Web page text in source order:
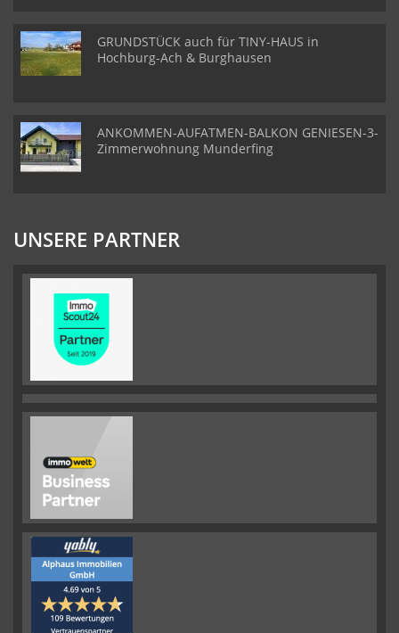
GRUNDSTÜCK auch für TINY-HAUS in
Hochburg-Ach & Burghausen
ANKOMMEN-AUFATMEN-BALKON GENIESEN-3-
Zimmerwohnung Munderfing
UNSERE PARTNER